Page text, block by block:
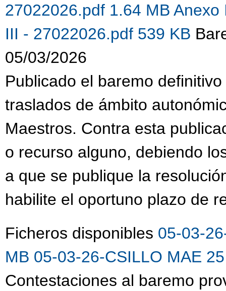
27022026.pdf 1.64 MB Anexo
III - 27022026.pdf 539 KB
05/03/2026
Publicado el baremo
traslados de ámbito
Maestros. Contra esta
o recurso alguno, debiendo
a que se publique la
habilite el oportuno plazo de
Ficheros disponibles 05-03-
MB 05-03-26-CSILLO MAE
Contestaciones al baremo